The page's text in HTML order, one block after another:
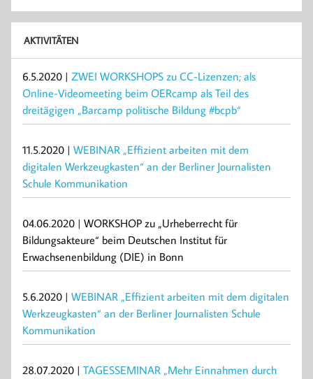
AKTIVITÄTEN
6.5.2020 | ZWEI WORKSHOPS zu CC-Lizenzen; als
Online-Videomeeting beim OERcamp als Teil des
dreitägigen „Barcamp politische Bildung #bcpb“
11.5.2020 | WEBINAR „Effizient arbeiten mit dem
digitalen Werkzeugkasten“ an der Berliner Journalisten
Schule Kommunikation
04.06.2020 | WORKSHOP zu „Urheberrecht für
Bildungsakteure“ beim Deutschen Institut für
Erwachsenenbildung (DIE) in Bonn
5.6.2020 | WEBINAR „Effizient arbeiten mit dem digitalen
Werkzeugkasten“ an der Berliner Journalisten Schule
Kommunikation
28.07.2020 | TAGESSEMINAR „Mehr Einnahmen durch